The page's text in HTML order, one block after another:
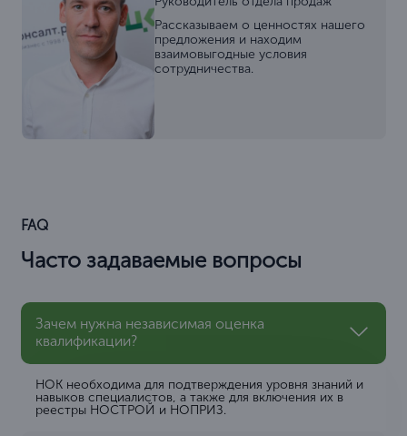
Рассказываем о ценностях нашего
предложения и находим
взаимовыгодные условия
сотрудничества.
FAQ
Часто задаваемые вопросы
Зачем нужна независимая оценка
квалификации?
НОК необходима для подтверждения уровня знаний и
навыков специалистов, а также для включения их в
реестры НОСТРОЙ и НОПРИЗ.